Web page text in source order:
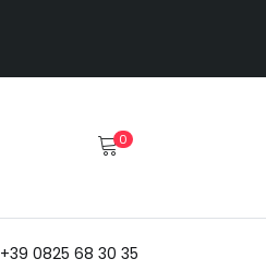
0
+39 0825 68 30 35